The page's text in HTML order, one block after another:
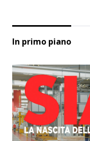
In primo piano